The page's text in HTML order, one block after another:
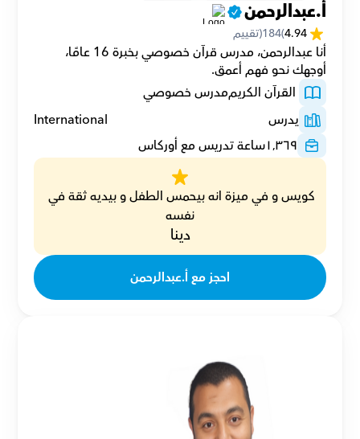
أ.عبدالرحمن
4.94
(
184(تقييم
أوجهك نحو فهم أعمق.
القرآن الكريممدرس خصوصي
يدرس
International
١٬٣٦٩ساعة تدريس مع أوركاس
نفسه
دينا
احجز مع أ.عبدالرحمن